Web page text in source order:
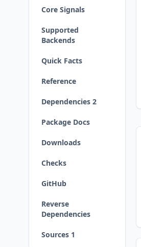
Core Signals
Supported
Backends
Quick Facts
Reference
Dependencies 2
Package Docs
Downloads
Checks
GitHub
Reverse
Dependencies
Sources 1